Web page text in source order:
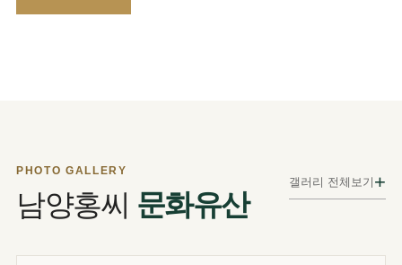
PHOTO GALLERY
남양홍씨 문화유산
갤러리 전체보기 +